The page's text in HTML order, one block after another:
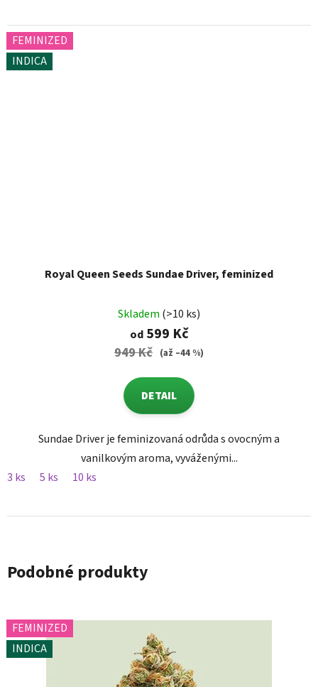
FEMINIZED
INDICA
Royal Queen Seeds Sundae Driver, feminized
Skladem (>10 ks)
od599 Kč
949 Kč (až –44 %)
DETAIL
Sundae Driver je feminizovaná odrůda s ovocným a
vanilkovým aroma, vyváženými...
3 ks
5 ks 10 ks
Podobné produkty
FEMINIZED
INDICA